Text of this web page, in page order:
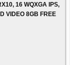
16 WQXGA IPS,
VIDEO 8GB FREE